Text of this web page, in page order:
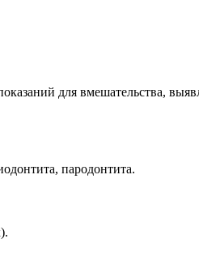
для вмешательства,
пародонтита.